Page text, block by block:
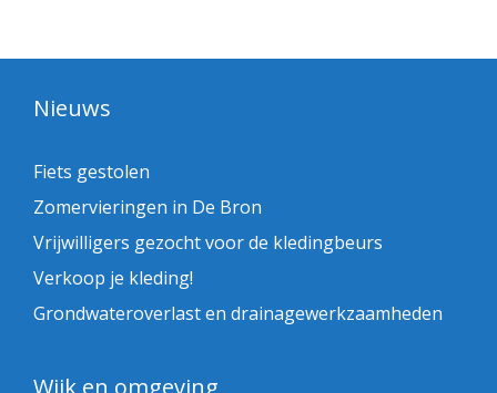
Nieuws
Fiets gestolen
Zomervieringen in De Bron
Vrijwilligers gezocht voor de kledingbeurs
Verkoop je kleding!
Grondwateroverlast en drainagewerkzaamheden
Wijk en omgeving